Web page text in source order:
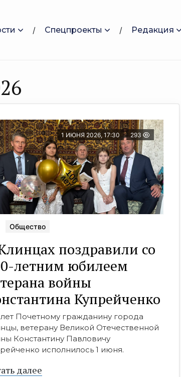
Спецпроекты Редакция
1 ИЮНЯ 2026, 17:30 293
Общество
поздравили со
летним юбилеем
войны
Купрейченко
лет Почетному гражданину города
ветерану Великой Отечественной
Константину Павловичу
исполнилось 1 июня.
далее